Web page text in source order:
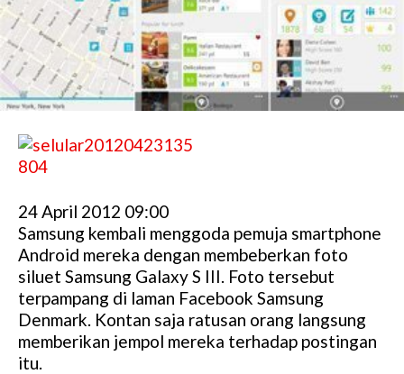
24 April 2012 09:00
Samsung kembali menggoda pemuja smartphone
Android mereka dengan membeberkan foto
siluet Samsung Galaxy S III. Foto tersebut
terpampang di laman Facebook Samsung
Denmark. Kontan saja ratusan orang langsung
memberikan jempol mereka terhadap postingan
itu.